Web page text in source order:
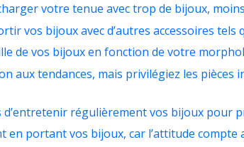
votre tenue avec trop de bijoux,
vos bijoux avec d’autres accessoires
de vos bijoux en fonction de votre
aux tendances, mais privilégiez les
d’entretenir régulièrement vos bijoux pour
en portant vos bijoux, car l’attitude compte